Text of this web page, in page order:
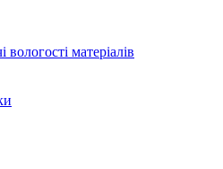
вологості матеріалів